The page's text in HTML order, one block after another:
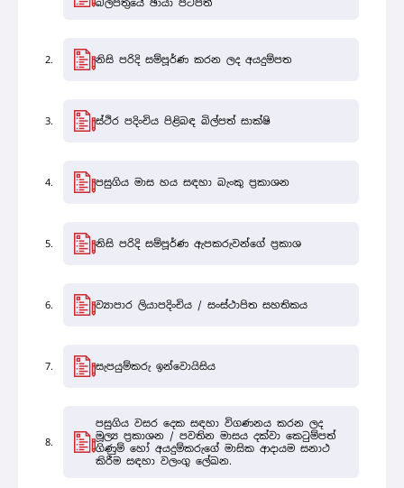
බලපත්‍රයේ ඡායා පිටපත්
නිසි පරිදි සම්පූර්ණ කරන ලද අයදුම්පත
ස්ථිර පදිංචිය පිළිබඳ බිල්පත් සාක්ෂි
පසුගිය මාස හය සඳහා බැංකු ප්‍රකාශන
නිසි පරිදි සම්පූර්ණ ඇපකරුවන්ගේ ප්‍රකාශ
ව්‍යාපාර ලියාපදිංචිය / සංස්ථාපිත සහතිකය
සැපයුම්කරු ඉන්වොයිසිය
පසුගිය වසර දෙක සඳහා විගණනය කරන ලද
මූල්‍ය ප්‍රකාශන / පවතින මාසය දක්වා කෙටුම්පත්
ගිණුම් හෝ අයදුම්කරුගේ මාසික ආදායම සනාථ
කිරීම සඳහා වලංගු ලේඛන.